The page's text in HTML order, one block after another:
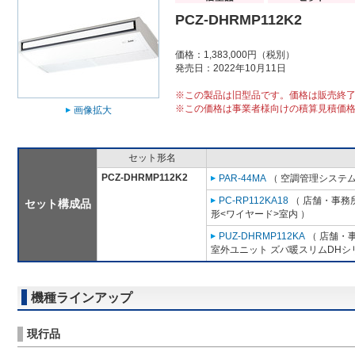
画像拡大
PCZ-DHRMP112K2
価格：1,383,000円（税別）
発売日：2022年10月11日
※この製品は旧型品です。価格は販売終
※この価格は事業者様向けの積算見積価
セット構成品
セット形名
PCZ-DHRMP112K2
PAR-44MA （ 空調管理システ
PC-RP112KA18 （ 店舗・事
形<ワイヤード>室内 ）
PUZ-DHRMP112KA （ 店舗・
室外ユニット ズバ暖スリムDHシ
機種ラインアップ
現行品